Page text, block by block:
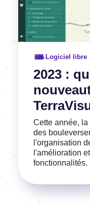
2023 :
Logiciel libre
Cette année,
des
l'organisation
l'amélioration
fonctionnalités.